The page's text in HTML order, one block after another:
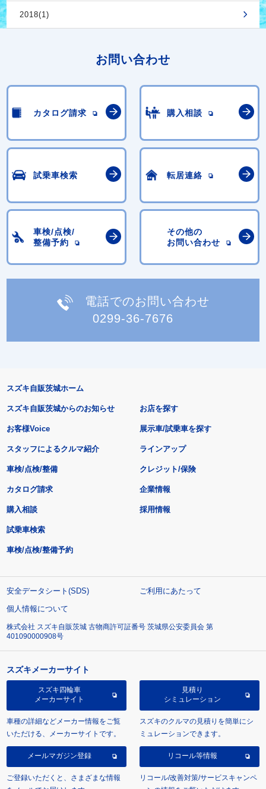
2018(1)
お問い合わせ
カタログ請求 購入相談
試乗車検索 転居連絡
車検/点検/
整備予約
その他の
お問い合わせ
電話でのお問い合わせ
0299-36-7676
スズキ自販茨城ホーム
スズキ自販茨城からのお知らせ
お客様Voice
スタッフによるクルマ紹介
お店を探す
展示車/試乗車を探す
ラインアップ
車検/点検/整備 クレジット/保険
カタログ請求
購入相談
試乗車検索
車検/点検/整備予約
企業情報
採用情報
安全データシート(SDS)
ご利用にあたって
個人情報について
株式会社 スズキ自販茨城 古物商許可証番号 茨城県公安委員会 第
401090000908号
スズキメーカーサイト
スズキ四輪車
メーカーサイト
車種の詳細などメーカー情報をご覧
いただける、メーカーサイトです。
見積り
シミュレーション
スズキのクルマの見積りを簡単にシ
ミュレーションできます。
メールマガジン登録
ご登録いただくと、さまざまな情報
リコール等情報
リコール/改善対策/サービスキャンペ